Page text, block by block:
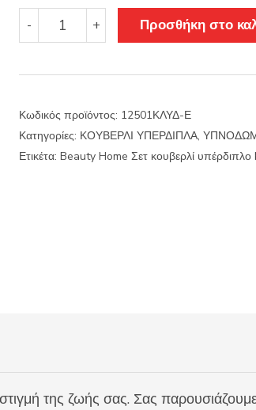
157.00€.είναι:
125.60€.
-
Beauty
Home
Art
12501
230x250
+ Προσθήκη στο
Κωδικός προϊόντος: 12501ΚΛΥΔ-Ε
Κατηγορίες: ΚΟΥΒΕΡΛΙ ΥΠΕΡΔΙΠΛΑ,
Ετικέτα: Beauty Home Σετ κουβερλί
της ζωής σας. Σας